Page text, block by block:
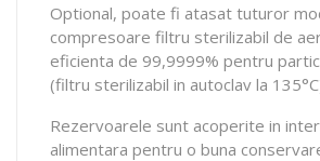
Optional, poate fi atasat tuturor
compresoare filtru sterilizabil de
eficienta de 99,9999% pentru
(filtru sterilizabil in autoclav la
Rezervoarele sunt acoperite in
alimentara pentru o buna